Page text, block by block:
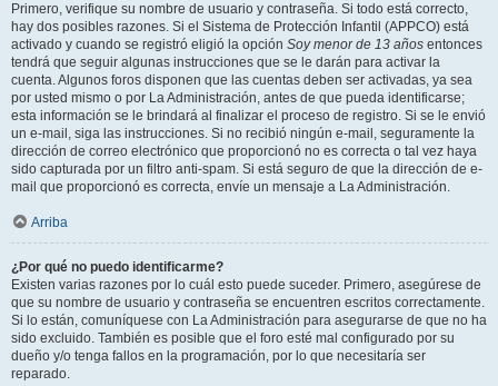
Primero, verifique su nombre de usuario y contraseña. Si todo está correcto,
hay dos posibles razones. Si el Sistema de Protección Infantil (APPCO) está
activado y cuando se registró eligió la opción Soy menor de 13 años entonces
tendrá que seguir algunas instrucciones que se le darán para activar la
cuenta. Algunos foros disponen que las cuentas deben ser activadas, ya sea
por usted mismo o por La Administración, antes de que pueda identificarse;
esta información se le brindará al finalizar el proceso de registro. Si se le envió
un e-mail, siga las instrucciones. Si no recibió ningún e-mail, seguramente la
dirección de correo electrónico que proporcionó no es correcta o tal vez haya
sido capturada por un filtro anti-spam. Si está seguro de que la dirección de e-
mail que proporcionó es correcta, envíe un mensaje a La Administración.
Arriba
¿Por qué no puedo identificarme?
Existen varias razones por lo cuál esto puede suceder. Primero, asegúrese de
que su nombre de usuario y contraseña se encuentren escritos correctamente.
Si lo están, comuníquese con La Administración para asegurarse de que no ha
sido excluido. También es posible que el foro esté mal configurado por su
dueño y/o tenga fallos en la programación, por lo que necesitaría ser
reparado.